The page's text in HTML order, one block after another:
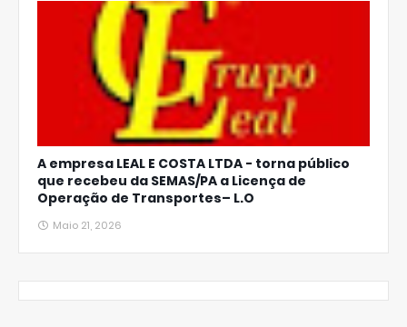
A empresa LEAL E COSTA LTDA - torna público
que recebeu da SEMAS/PA a Licença de
Operação de Transportes– L.O
Maio 21, 2026